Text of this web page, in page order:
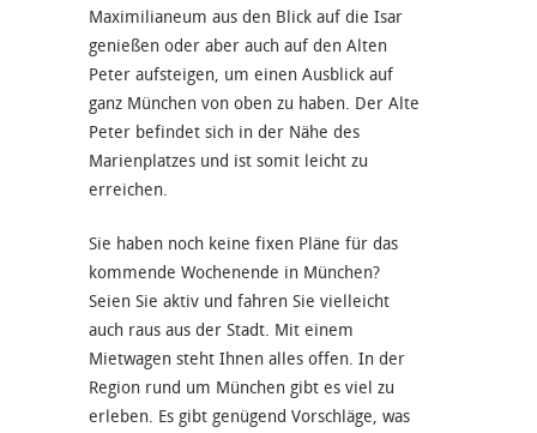
Maximilianeum aus den Blick auf die Isar
genießen oder aber auch auf den Alten
Peter aufsteigen, um einen Ausblick auf
ganz München von oben zu haben. Der Alte
Peter befindet sich in der Nähe des
Marienplatzes und ist somit leicht zu
erreichen.
Sie haben noch keine fixen Pläne für das
kommende Wochenende in München?
Seien Sie aktiv und fahren Sie vielleicht
auch raus aus der Stadt. Mit einem
Mietwagen steht Ihnen alles offen. In der
Region rund um München gibt es viel zu
erleben. Es gibt genügend Vorschläge, was